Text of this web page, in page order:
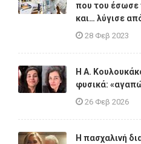
που του έσωσε
και… λύγισε
28 Φεβ 2023
Η A.
φυσικά:
26 Φεβ 2026
Η πασχαλινή